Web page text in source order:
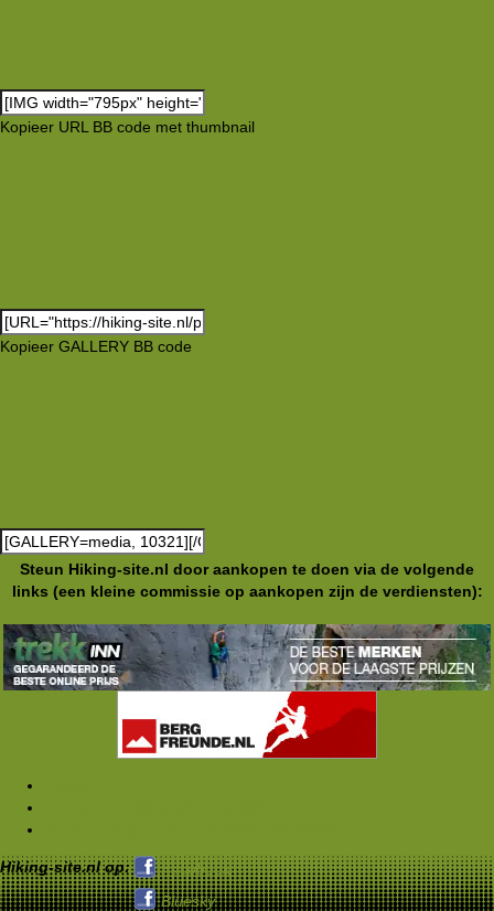
Kopieer URL BB code met thumbnail
Kopieer GALLERY BB code
Steun Hiking-site.nl door aankopen te doen via de volgende
links (een kleine commissie op aankopen zijn de verdiensten):
Hiking-site.nl op:
Facebook
Bluesky